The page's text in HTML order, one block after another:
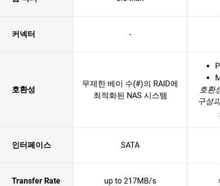
커넥터 -
호환성
무제한 베이 수(#)의 RAID에
최적화된 NAS 시스템
호환
구성
인터페이스 SATA
Transfer Rate up to 217MB/s